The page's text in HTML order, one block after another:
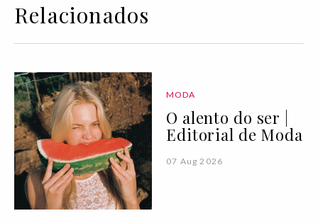
Relacionados
MODA
O alento do ser |
Editorial de Moda
07 Aug 2026